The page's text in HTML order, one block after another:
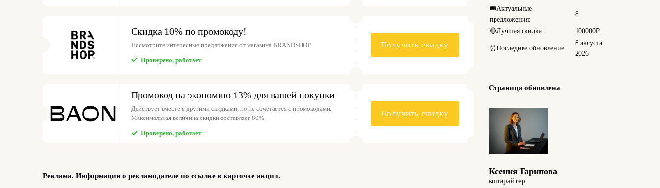
Скидка 10% по промокоду!
Посмотрите интересные предложения от магазина BRANDSHOP
Проверено, работает
Получить скидку
Промокод на экономию 13% для вашей покупки
Действует вместе с другими скидками, но не сочетается с промокодами.
Максимальная величина скидки составляет 80%.
Проверено, работает
Получить скидку
Реклама. Информация о рекламодателе по ссылке в карточке акции.
🎟️Актуальные
предложения:
8
🔴Лучшая скидка: 100000₽
⏰Последнее обновление:
8 августа
2026
Страница обновлена
Ксения Гарипова
копирайтер